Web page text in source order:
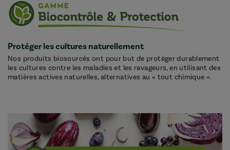
Protéger les cultures naturellement
Nos produits biosourcés ont pour but de protéger durablement
les cultures contre les maladies et les ravageurs, en utilisant des
matières actives naturelles, alternatives au « tout chimique ».